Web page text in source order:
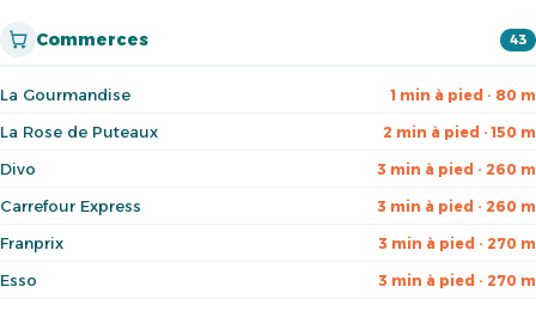
Commerces 43
La Gourmandise 1 min à pied · 80 m
La Rose de Puteaux 2 min à pied · 150 m
Divo 3 min à pied · 260 m
Carrefour Express 3 min à pied · 260 m
Franprix 3 min à pied · 270 m
Esso 3 min à pied · 270 m